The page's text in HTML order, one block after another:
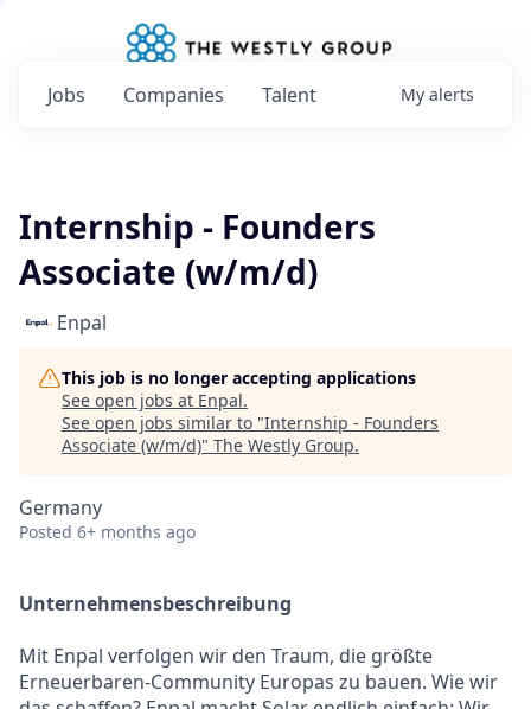
Jobs Companies Talent My alerts
Internship - Founders
Associate (w/m/d)
Enpal
This job is no longer accepting applications
See open jobs at Enpal.
See open jobs similar to "Internship - Founders
Associate (w/m/d)" The Westly Group.
Germany
Posted 6+ months ago
Unternehmensbeschreibung
Mit Enpal verfolgen wir den Traum, die größte
Erneuerbaren-Community Europas zu bauen. Wie wir